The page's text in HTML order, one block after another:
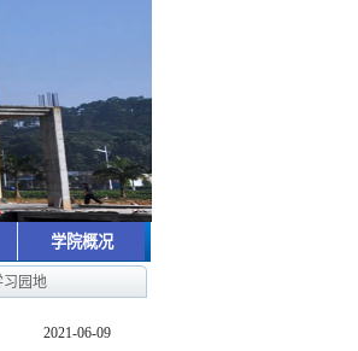
学院概况
习园地
2021-06-09